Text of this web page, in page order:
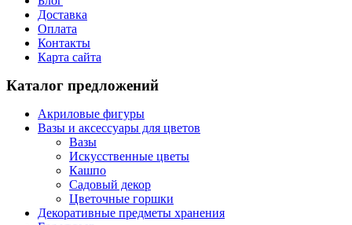
Доставка
Оплата
Контакты
Карта сайта
Каталог предложений
Акриловые фигуры
Вазы и аксессуары для цветов
Вазы
Искусственные цветы
Кашпо
Садовый декор
Цветочные горшки
Декоративные предметы хранения